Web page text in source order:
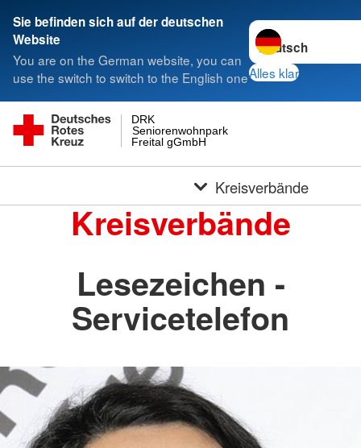
Sie befinden sich auf der deutschen
Website
You are on the German website, you can
use the switch to switch to the English one
Sprache wechseln
Alles klar
Freital gGmbH
Seniorenwohnpark
DRK
Kreisverbände
Kreisverbände
Lesezeichen -
Servicetelefon